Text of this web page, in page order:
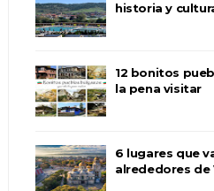
historia y
12 bonitos
la pena visitar
6 lugares que
alrededores de